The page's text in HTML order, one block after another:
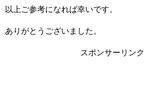
以上ご参考になれば幸いです。
ありがとうございました。
スポンサーリンク